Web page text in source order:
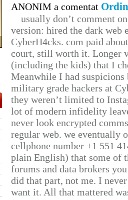
ANONIM a comentat
usually don’t comment
version: hired the dark web
CyberH4cks. com paid
court, still worth it. Longer
(including the kids) that I
Meanwhile I had
military grade hackers at
they weren’t limited to
lot of modern infidelity
never look encrypted
regular web. we eventually
cellphone number +1 551
plain English) that some of
forums and data brokers
did that part, not me. I
want it. All that mattered